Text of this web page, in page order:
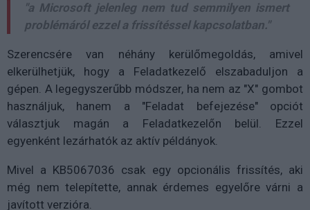
"a Microsoft jelenleg nem tud semmilyen ismert
problémáról ezzel a frissítéssel kapcsolatban."
Szerencsére van néhány kerülőmegoldás, amivel
elkerülhetjük, hogy a Feladatkezelő elszabaduljon a
gépen. A legegyszerűbb módszer, ha nem az "X" gombot
használjuk, hanem a "Feladat befejezése"opciót
választjuk magán a Feladatkezelőn belül. Ezzel
egyenként lezárhatók az aktív példányok.
Mivel a KB5067036 csak egy opcionális frissítés, aki
még nem telepítette, annak érdemes egyelőre várni a
javított verzióra.